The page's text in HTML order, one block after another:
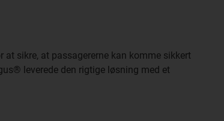
sikre, at passagererne kan komme sikkert
leverede den rigtige løsning med et